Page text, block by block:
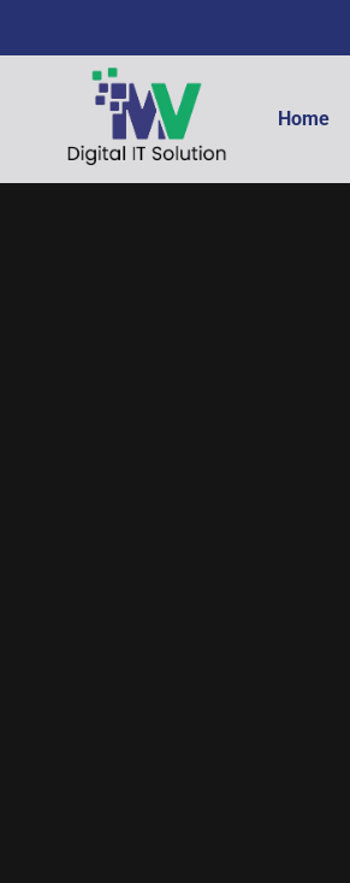
Home